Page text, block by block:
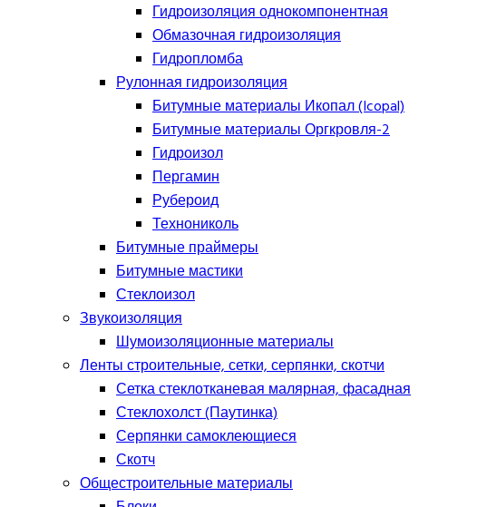
Гидроизоляция однокомпонентная
Обмазочная гидроизоляция
Гидропломба
Рулонная гидроизоляция
Битумные материалы Икопал (Icopal)
Битумные материалы Оргкровля-2
Гидроизол
Пергамин
Рубероид
Технониколь
Битумные праймеры
Битумные мастики
Стеклоизол
Звукоизоляция
Шумоизоляционные материалы
Ленты строительные, сетки, серпянки, скотчи
Сетка стеклотканевая малярная, фасадная
Стеклохолст (Паутинка)
Серпянки самоклеющиеся
Скотч
Общестроительные материалы